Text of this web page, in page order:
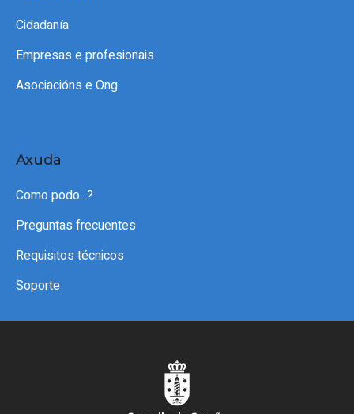
Cidadanía
Empresas e profesionais
Asociacións e Ong
Axuda
Como podo...?
Preguntas frecuentes
Requisitos técnicos
Soporte